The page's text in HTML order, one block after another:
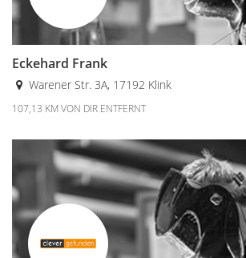
Eckehard Frank
Warener Str. 3A, 17192 Klink
107,13 KM VON DIR ENTFERNT